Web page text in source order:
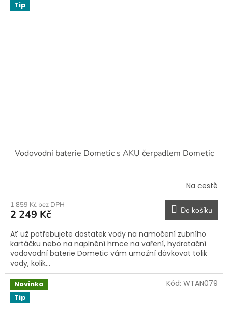
Tip
Vodovodní baterie Dometic s AKU čerpadlem Dometic
Na cestě
1 859 Kč bez DPH
2 249 Kč Do košíku
Ať už potřebujete dostatek vody na namočení zubního
kartáčku nebo na naplnění hrnce na vaření, hydratační
vodovodní baterie Dometic vám umožní dávkovat tolik
vody, kolik...
Novinka
Tip
Kód: WTAN079